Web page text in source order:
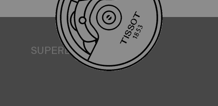
SUPERLUMINOVA®
Her koşulda görünürlük sağlamak Tissot için önemli bir
hedeftir. Bu nedenle bazı saatler SuperLuminova® adını